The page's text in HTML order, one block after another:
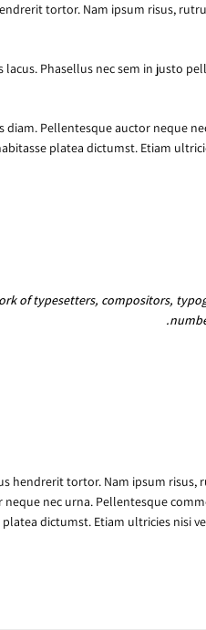
tortor. Nam ipsum risus,
Phasellus nec sem in justo
diam. Pellentesque auctor neque
platea dictumst. Etiam
of typesetters, compositors,
hendrerit tortor. Nam ipsum risus,
nec urna. Pellentesque
platea dictumst. Etiam ultricies nisi